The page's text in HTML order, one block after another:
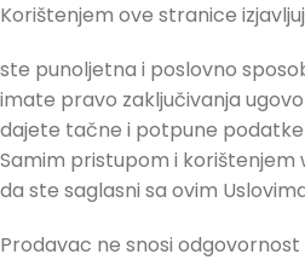
Korištenjem ove stranice
ste punoljetna i poslovno
imate pravo zaključivanja
dajete tačne i potpune
Samim pristupom i
da ste saglasni sa ovim
Prodavac ne snosi